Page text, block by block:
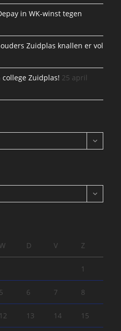
in WK-winst tegen
Zuidplas knallen er vol
Zuidplas! 25 april
D V Z
1
5 6 7 8
12 13 14 15